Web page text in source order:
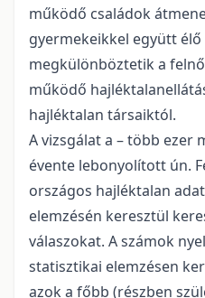
működő családok
gyermekeikkel együtt
megkülönböztetik a
működő
hajléktalan társaiktól.
A vizsgálat a – több ezer
évente lebonyolított ún.
országos hajléktalan
elemzésén keresztül
válaszokat. A számok
statisztikai elemzésen
azok a főbb (részben